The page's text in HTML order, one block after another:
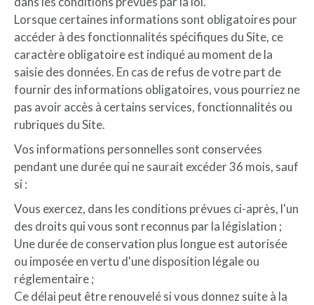
Lorsque certaines informations sont obligatoires pour
accéder à des fonctionnalités spécifiques du Site, ce
caractère obligatoire est indiqué au moment de la
saisie des données. En cas de refus de votre part de
fournir des informations obligatoires, vous pourriez ne
pas avoir accès à certains services, fonctionnalités ou
rubriques du Site.
Vos informations personnelles sont conservées
pendant une durée qui ne saurait excéder 36 mois, sauf
si :
Vous exercez, dans les conditions prévues ci-après, l'un
des droits qui vous sont reconnus par la législation ;
Une durée de conservation plus longue est autorisée
ou imposée en vertu d'une disposition légale ou
réglementaire ;
Ce délai peut être renouvelé si vous donnez suite à la